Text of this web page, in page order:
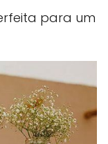
para um